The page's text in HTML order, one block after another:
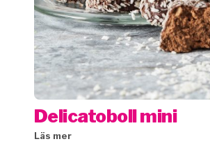
Delicatoboll mini
Läs mer